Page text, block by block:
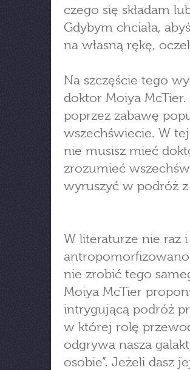
czego się składam
Gdybym chciała,
na własną rękę,
Na szczęście tego
doktor Moiya
poprzez zabawę
wszechświecie. W
nie musisz mieć
zrozumieć
wyruszyć w podróż
W literaturze nie raz
nie zrobić tego
Moiya McTier
intrygującą podróż
w której rolę
odgrywa nasza
osobie”. Jeżeli dasz